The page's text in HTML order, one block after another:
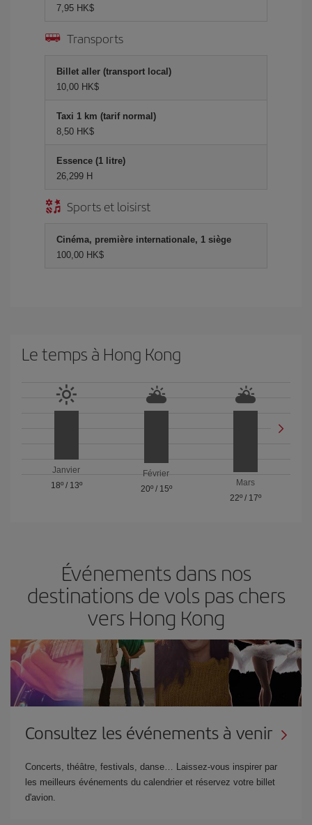
7,95 HK$
Transports
Billet aller (transport local)
10,00 HK$
Taxi 1 km (tarif normal)
8,50 HK$
Essence (1 litre)
26,299 H
Sports et loisirst
Cinéma, première internationale, 1 siège
100,00 HK$
Le temps à Hong Kong
Janvier
18º/ 13º
Février
20º/ 15º
Mars
22º / 17º
Événements dans nos
destinations de vols pas chers
vers Hong Kong
Consultez les événements à venir
Concerts, théâtre, festivals, danse… Laissez-vous inspirer par
les meilleurs événements du calendrier et réservez votre billet
d'avion.